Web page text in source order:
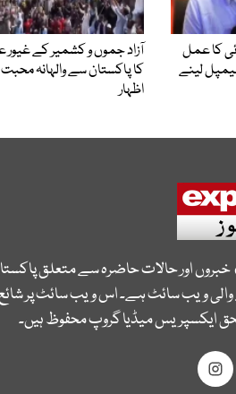
کا عمل
لینے
آزاد جموں و کشمیر کے غیور
کا پاکستان سے والہانہ محبت
اظہار
خبروں اور حالات حاضرہ سے متعلق
ویب سائٹ ہے۔ اس ویب سائٹ پر
ایکسپریس میڈیا گروپ محفوظ ہیں۔